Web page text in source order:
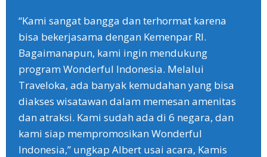
“Kami sangat bangga dan terhormat karena
bisa bekerjasama dengan Kemenpar RI.
Bagaimanapun, kami ingin mendukung
program Wonderful Indonesia. Melalui
Traveloka, ada banyak kemudahan yang bisa
diakses wisatawan dalam memesan amenitas
dan atraksi. Kami sudah ada di 6 negara, dan
kami siap mempromosikan Wonderful
Indonesia,” ungkap Albert usai acara, Kamis